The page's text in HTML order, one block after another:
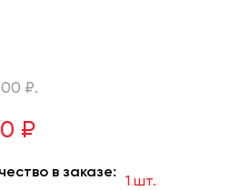
₽.
₽
в заказе:
1 шт.